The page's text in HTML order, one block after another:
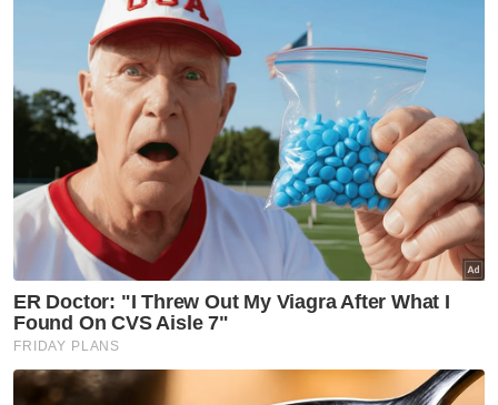
katanya dan menambah perkara itu akan
turut dipanjangkan kepada kementerian lain.
Lagu 'Tekad Perpaduan Penuhi Harapan'
ciptaan Muhd Affan Mazlan, 23, atau lebih
dikenali sebagai Affan Mazlan dan
dinyanyikan oleh dua penyanyi popular Aina
Abdul dan Khai Bahar, menterjemahkan
perasaan dan ekspresi masyarakat Malaysia
yang berbilang bangsa, hidup dalam
keharmonian, sehati dan sejiwa sekali gus
membarakan perasaan cinta kepada negara.